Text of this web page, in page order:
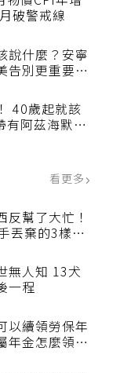
物價CPI年增
破警戒線
說什麼？安寧
告別更重要，
40歲起就該
有阿茲海默症
反幫了大忙！
丟棄的3樣物
無人知 13犬
一程
以續領勞保年